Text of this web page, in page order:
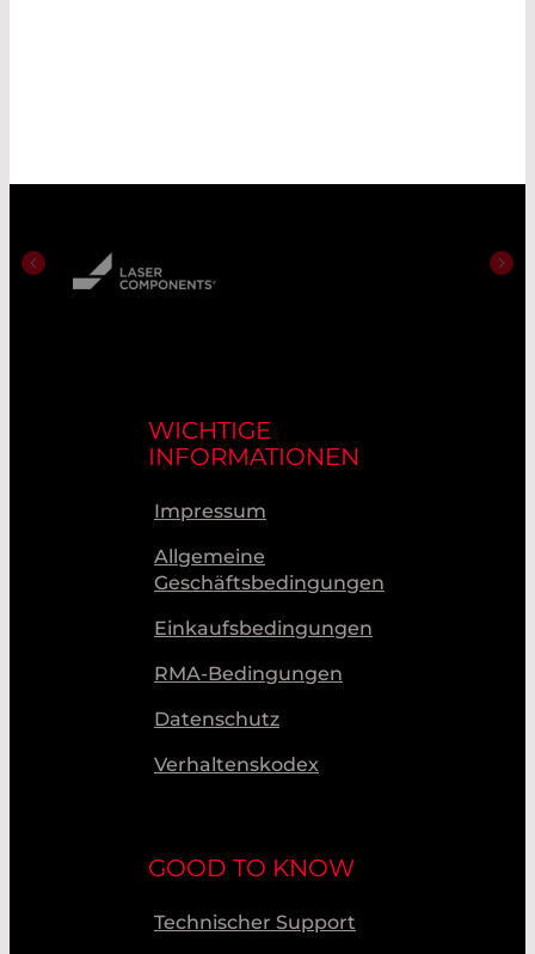
WICHTIGE
INFORMATIONEN
Impressum
Allgemeine
Geschäftsbedingungen
Einkaufsbedingungen
RMA-Bedingungen
Datenschutz
Verhaltenskodex
GOOD TO KNOW
Technischer Support